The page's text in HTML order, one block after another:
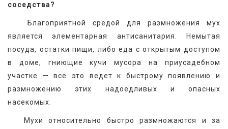
соседства?
Благоприятной средой для размножения мух
является элементарная антисанитария. Немытая
посуда, остатки пищи, либо еда с открытым доступом
в доме, гниющие кучи мусора на приусадебном
участке — все это ведет к быстрому появлению и
размножению этих надоедливых и опасных
насекомых.
Мухи относительно быстро размножаются и за